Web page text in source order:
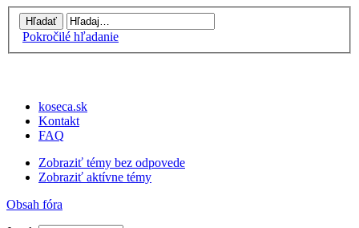
Pokročilé hľadanie
koseca.sk
Kontakt
FAQ
Zobraziť témy bez odpovede
Zobraziť aktívne témy
Obsah fóra